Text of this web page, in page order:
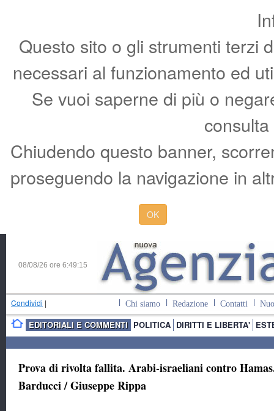
Questo sito o gli strumenti terzi
necessari al funzionamento ed
Se vuoi saperne di più o
Chiudendo questo banner,
proseguendo la navigazione in
OK
08/08/26 ore 6:49:16
Condividi | Chi siamo Redazione Contatti
EDITORIALI E COMMENTI POLITICA DIRITTI E LIBERTA'
Prova di rivolta fallita. Arabi-israeliani contro
Barducci / Giuseppe Rippa